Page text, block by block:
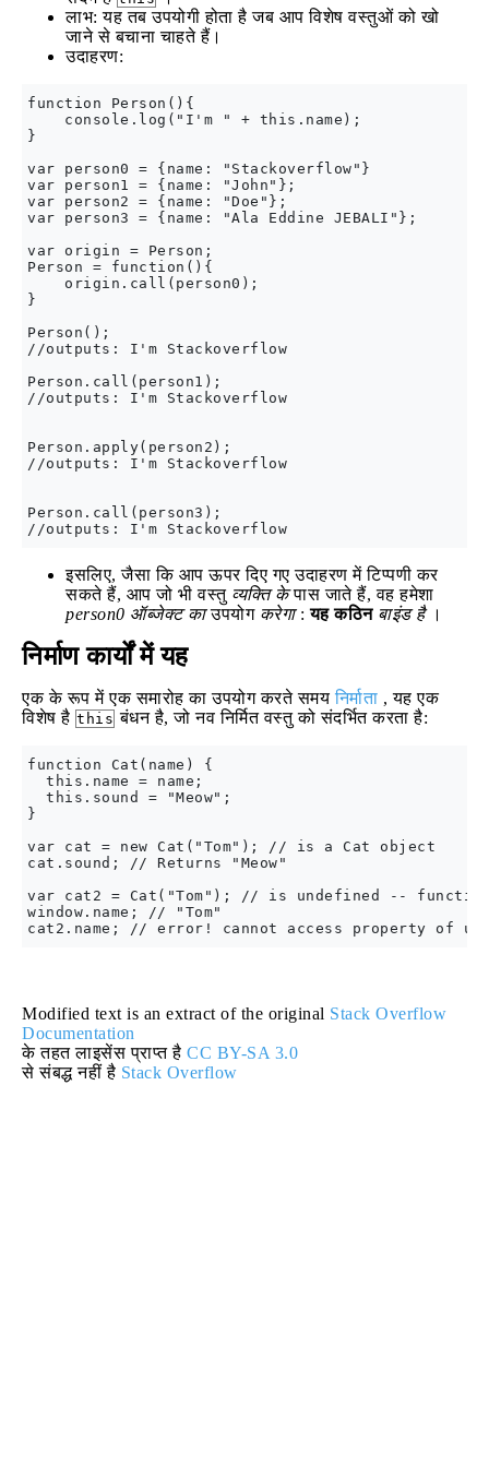
लाभ: यह तब उपयोगी होता है जब आप विशेष वस्तुओं को खो
जाने से बचाना चाहते हैं।
उदाहरण:
function Person(){
    console.log("I'm " + this.name);
}
var person0 = {name: "Stackoverflow"}
var person1 = {name: "John"};
var person2 = {name: "Doe"};
var person3 = {name: "Ala Eddine JEBALI"};
var origin = Person;
Person = function(){
    origin.call(person0);
}
Person();
//outputs: I'm Stackoverflow
Person.call(person1);
//outputs: I'm Stackoverflow
Person.apply(person2);
//outputs: I'm Stackoverflow
Person.call(person3);
इसलिए, जैसा कि आप ऊपर दिए गए उदाहरण में टिप्पणी कर
सकते हैं, आप जो भी वस्तु व्यक्ति केपास जाते हैं, वह हमेशा
person0 ऑब्जेक्ट काउपयोग करेगा:यह कठिन बाइंड है।
निर्माण कार्यों में यह
एक के रूप में एक समारोह का उपयोग करते समयनिर्माता , यह एक
विशेष है this बंधन है, जो नव निर्मित वस्तु को संदर्भित करता है:
function Cat(name) {
  this.name = name;
  this.sound = "Meow";
}
var cat = new Cat("Tom"); // is a Cat object
cat.sound; // Returns "Meow"
var cat2 = Cat("Tom"); // is undefined --
window.name; // "Tom"
Modified text is an extract of the original Stack Overflow
Documentation
के तहत लाइसेंस प्राप्त है CC BY-SA 3.0
से संबद्ध नहीं है Stack Overflow